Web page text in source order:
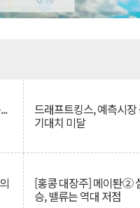
드래프트킹스, 예측시장
기대치 미달
[홍콩 대장주] 메이퇀②
승, 밸류는 역대 저점